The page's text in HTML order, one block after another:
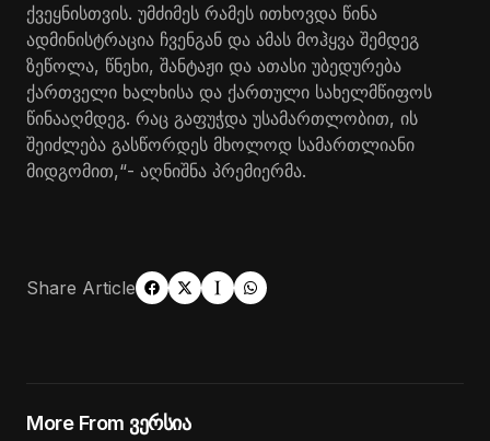
ქვეყნისთვის. უმძიმეს რამეს ითხოვდა წინა
ადმინისტრაცია ჩვენგან და ამას მოჰყვა შემდეგ
ზეწოლა, წნეხი, შანტაჟი და ათასი უბედურება
ქართველი ხალხისა და ქართული სახელმწიფოს
წინააღმდეგ. რაც გაფუჭდა უსამართლობით, ის
შეიძლება გასწორდეს მხოლოდ სამართლიანი
მიდგომით,“- აღნიშნა პრემიერმა.
Share Article
More From ვერსია